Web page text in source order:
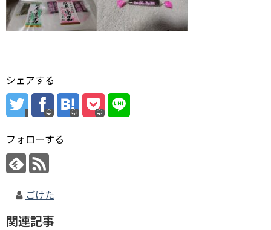
シェアする
フォローする
ごけた
関連記事